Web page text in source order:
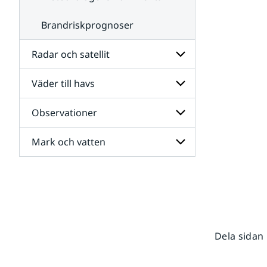
Brandriskprognoser
Radar och satellit
Undersidor
för
Radar
och
satellit
Väder till havs
Undersidor
för
Väder
till
havs
Observationer
Undersidor
för
Mark och vatten
Dela sidan